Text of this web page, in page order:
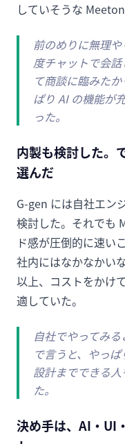
していそうな
前のめりに無理
度チャットで会
て商談に臨みた
ぱり AI の機能が
った。
内製も検討した。
選んだ
G-gen には自社エン
検討した。それでも
ド感が圧倒的に速い
社内にはなかなかい
以上、コストをかけ
適していた。
自社でやってみ
で言うと、やっ
設計までできる
た。
決め手は、AI・UI